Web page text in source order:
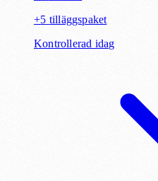
+5 tilläggspaket
Kontrollerad idag